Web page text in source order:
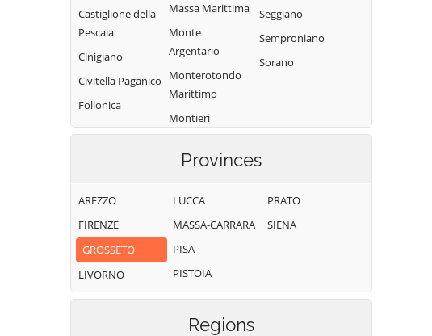
Castiglione della
Pescaia
Cinigiano
Civitella Paganico
Follonica
Gavorrano
Massa Marittima
Monte
Argentario
Monterotondo
Marittimo
Montieri
Pitigliano
Seggiano
Semproniano
Sorano
Provinces
AREZZO
FIRENZE
GROSSETO
LIVORNO
LUCCA
MASSA-CARRARA
PISA
PISTOIA
PRATO
SIENA
Regions